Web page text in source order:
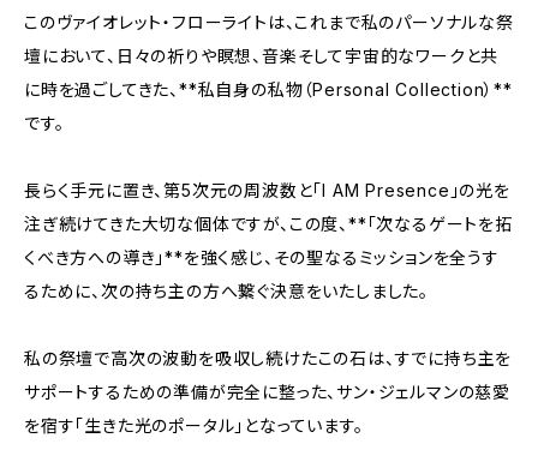
このヴァイオレット・フローライトは、これまで私のパーソナルな祭
壇において、日々の祈りや瞑想、音楽そして宇宙的なワークと共
に時を過ごしてきた、**私自身の私物（Personal Collection）**
です。
長らく手元に置き、第5次元の周波数と「I AM Presence」の光を
注ぎ続けてきた大切な個体ですが、この度、**「次なるゲートを拓
くべき方への導き」**を強く感じ、その聖なるミッションを全うす
るために、次の持ち主の方へ繋ぐ決意をいたしました。
私の祭壇で高次の波動を吸収し続けたこの石は、すでに持ち主を
サポートするための準備が完全に整った、サン・ジェルマンの慈愛
を宿す「生きた光のポータル」となっています。